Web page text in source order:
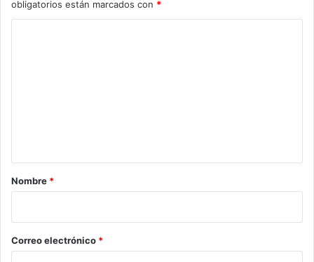
obligatorios están marcados con *
r
*
Nombre *
Correo electrónico *